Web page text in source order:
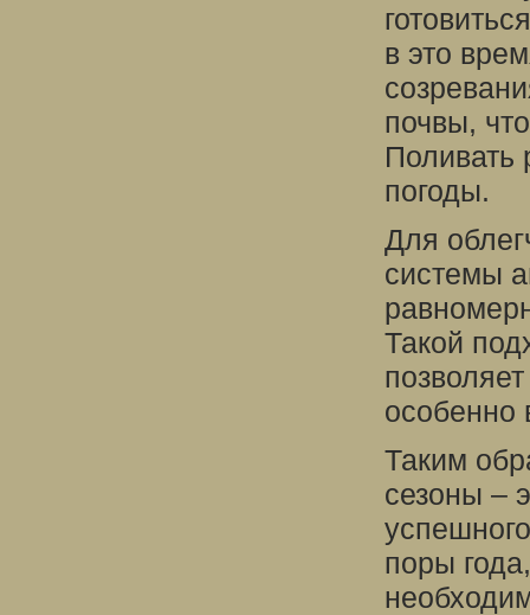
в это
почвы,
Поливать
погоды.
Для
системы
Такой
особенно
Таким
сезоны –
поры